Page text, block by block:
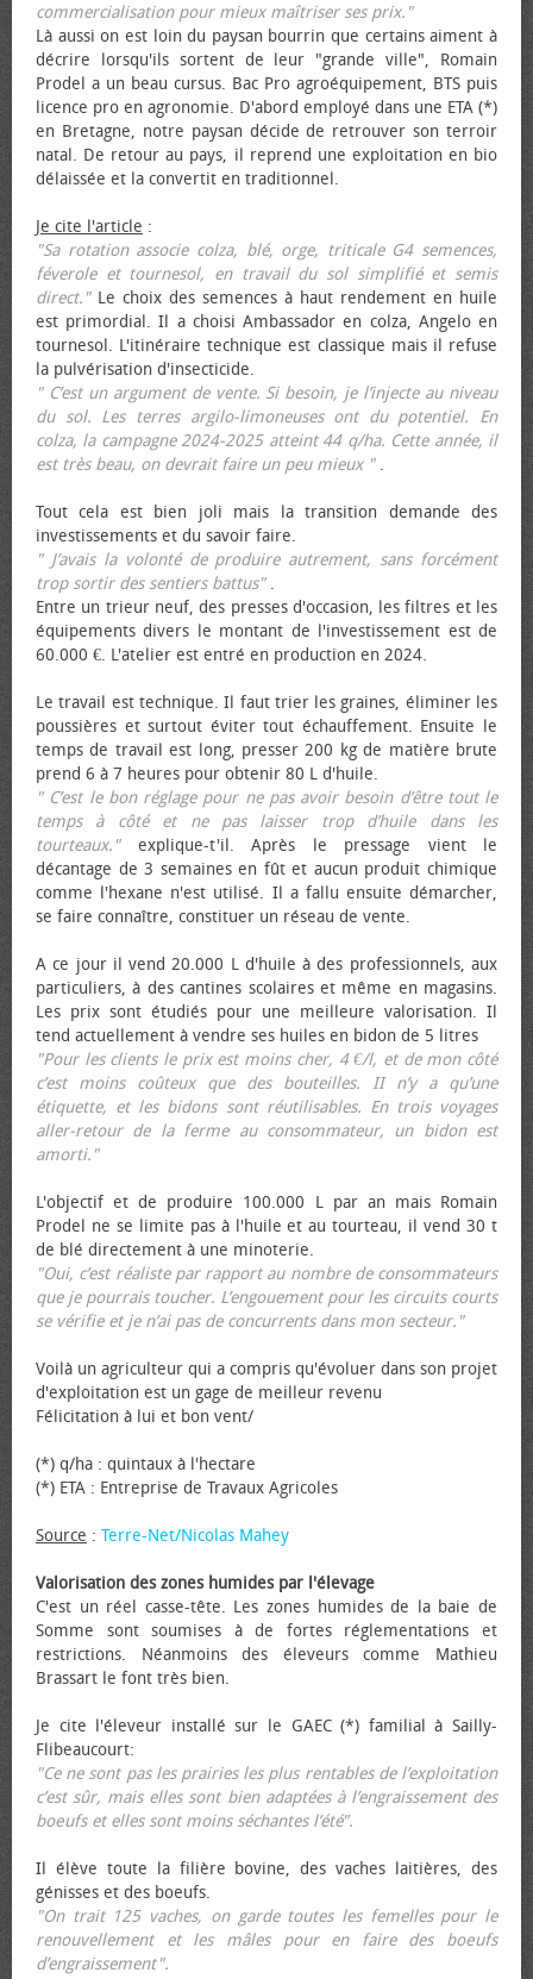
commercialisation pour mieux maîtriser ses prix."
Là aussi on est loin du paysan bourrin que certains aiment à
décrire lorsqu'ils sortent de leur "grande ville", Romain
Prodel a un beau cursus. Bac Pro agroéquipement, BTS puis
licence pro en agronomie. D'abord employé dans une ETA (*)
en Bretagne, notre paysan décide de retrouver son terroir
natal. De retour au pays, il reprend une exploitation en bio
délaissée et la convertit en traditionnel.
Je cite l'article :
"Sa rotation associe colza, blé, orge, triticale G4 semences,
féverole et tournesol, en travail du sol simplifié et semis
direct."Le choix des semences à haut rendement en huile
est primordial. Il a choisi Ambassador en colza, Angelo en
tournesol. L'itinéraire technique est classique mais il refuse
la pulvérisation d'insecticide.
" C’est un argument de vente. Si besoin, je l’injecte au niveau
du sol. Les terres argilo-limoneuses ont du potentiel. En
colza, la campagne 2024-2025 atteint 44 q/ha. Cette année, il
est très beau, on devrait faire un peu mieux ".
Tout cela est bien joli mais la transition demande des
investissements et du savoir faire.
" J’avais la volonté de produire autrement, sans forcément
trop sortir des sentiers battus".
Entre un trieur neuf, des presses d'occasion, les filtres et les
équipements divers le montant de l'investissement est de
60.000 €. L'atelier est entré en production en 2024.
Le travail est technique. Il faut trier les graines, éliminer les
poussières et surtout éviter tout échauffement. Ensuite le
temps de travail est long, presser 200 kg de matière brute
prend 6 à 7 heures pour obtenir 80 L d'huile.
" C’est le bon réglage pour ne pas avoir besoin d’être tout le
temps à côté et ne pas laisser trop d’huile dans les
tourteaux."explique-t'il. Après le pressage vient le
décantage de 3 semaines en fût et aucun produit chimique
comme l'hexane n'est utilisé. Il a fallu ensuite démarcher,
se faire connaître, constituer un réseau de vente.
A ce jour il vend 20.000 L d'huile à des professionnels, aux
particuliers, à des cantines scolaires et même en magasins.
Les prix sont étudiés pour une meilleure valorisation. Il
tend actuellement à vendre ses huiles en bidon de 5 litres
"Pour les clients le prix est moins cher, 4 €/l, et de mon côté
c’est moins coûteux que des bouteilles. II n’y a qu’une
étiquette, et les bidons sont réutilisables. En trois voyages
aller-retour de la ferme au consommateur, un bidon est
amorti."
L'objectif et de produire 100.000 L par an mais Romain
Prodel ne se limite pas à l'huile et au tourteau, il vend 30 t
de blé directement à une minoterie.
"Oui, c’est réaliste par rapport au nombre de consommateurs
que je pourrais toucher. L’engouement pour les circuits courts
se vérifie et je n’ai pas de concurrents dans mon secteur."
Voilà un agriculteur qui a compris qu'évoluer dans son projet
d'exploitation est un gage de meilleur revenu
Félicitation à lui et bon vent/
(*) q/ha : quintaux à l'hectare
(*) ETA : Entreprise de Travaux Agricoles
Source : Terre-Net/Nicolas Mahey
Valorisation des zones humides par l'élevage
C'est un réel casse-tête. Les zones humides de la baie de
Somme sont soumises à de fortes réglementations et
restrictions. Néanmoins des éleveurs comme Mathieu
Brassart le font très bien.
Je cite l'éleveur installé sur le GAEC (*) familial à Sailly-
Flibeaucourt:
"Ce ne sont pas les prairies les plus rentables de l’exploitation
c’est sûr, mais elles sont bien adaptées à l’engraissement des
bœufs et elles sont moins séchantes l’été".
Il élève toute la filière bovine, des vaches laitières, des
génisses et des bœufs.
"On trait 125 vaches, on garde toutes les femelles pour le
renouvellement et les mâles pour en faire des bœufs
d’engraissement".